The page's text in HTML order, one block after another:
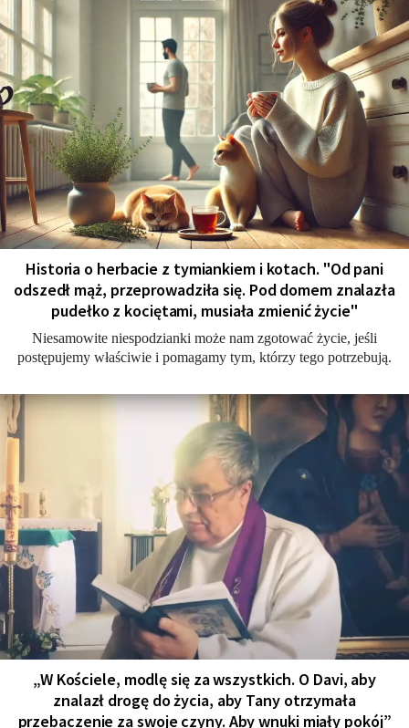
Historia o herbacie z tymiankiem i kotach. "Od pani
odszedł mąż, przeprowadziła się. Pod domem znalazła
pudełko z kociętami, musiała zmienić życie"
Niesamowite niespodzianki może nam zgotować życie, jeśli
postępujemy właściwie i pomagamy tym, którzy tego potrzebują.
„W Kościele, modlę się za wszystkich. O Davi, aby
znalazł drogę do życia, aby Tany otrzymała
przebaczenie za swoje czyny. Aby wnuki miały pokój”